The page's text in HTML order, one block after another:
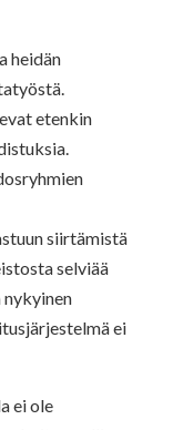
heidän
etenkin
siirtämistä
selviää
ei
ei ole